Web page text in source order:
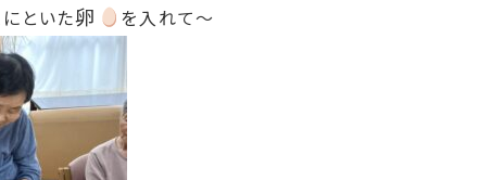
にといた卵 を入れて～